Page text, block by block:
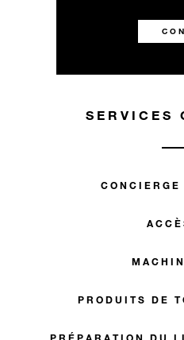
SERVICES
PRODUITS DE
PRÉPARATION DU